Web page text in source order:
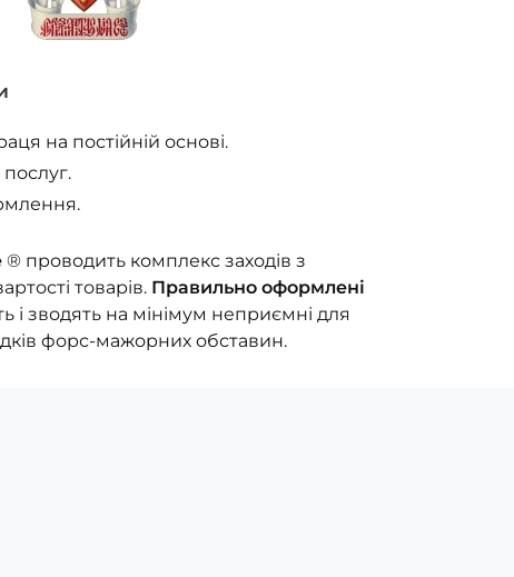
на постійній основі.
® проводить комплекс заходів з
товарів. Правильно оформлені
і зводять на мінімум неприємні для
форс-мажорних обставин.